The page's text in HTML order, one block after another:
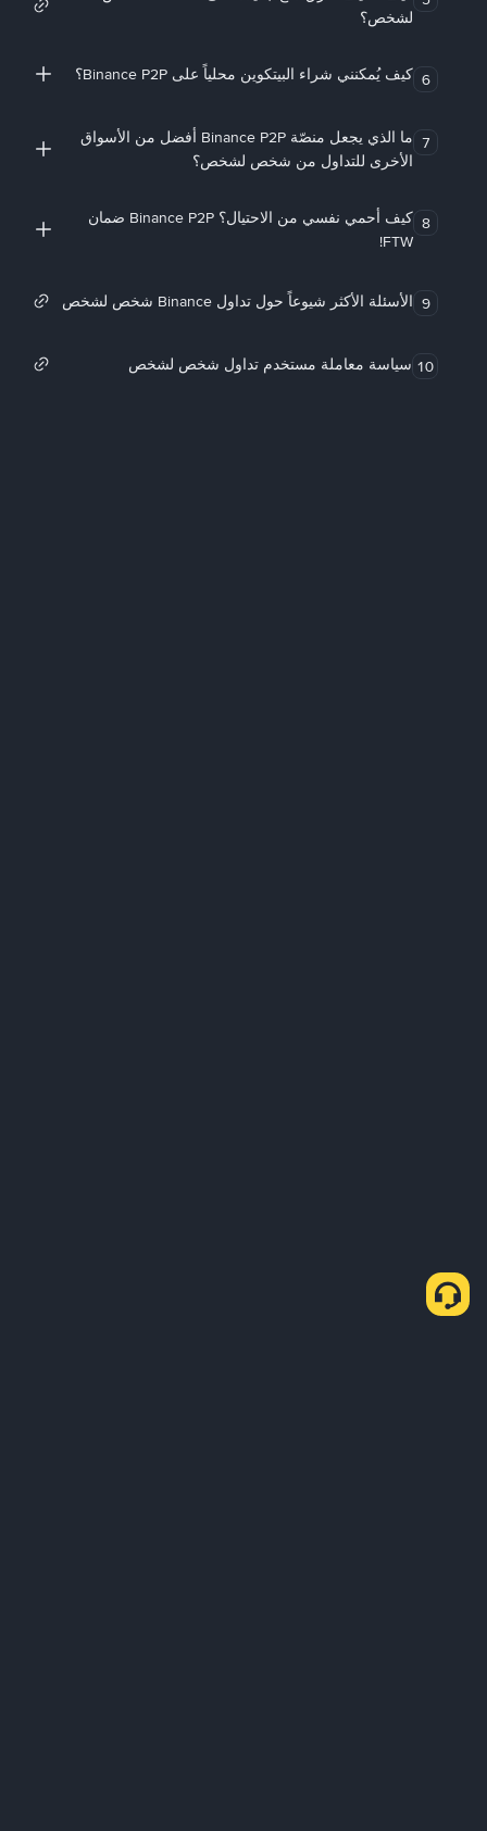
لشخص؟
6 كيف يُمكنني شراء البيتكوين محلياً على Binance P2P؟
7
ما الذي يجعل منصّة Binance P2P أفضل من الأسواق
الأخرى للتداول من شخص لشخص؟
8
كيف أحمي نفسي من الاحتيال؟ Binance P2P ضمان
FTW!
9 الأسئلة الأكثر شيوعاً حول تداول Binance شخص لشخص
10 سياسة معاملة مستخدم تداول شخص لشخص